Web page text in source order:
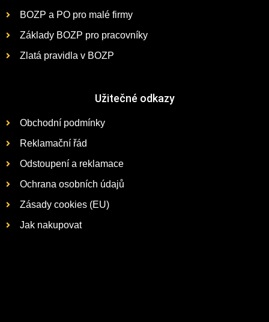
BOZP a PO pro malé firmy
Základy BOZP pro pracovníky
Zlatá pravidla v BOZP
Užitečné odkazy
Obchodní podmínky
Reklamační řád
Odstoupení a reklamace
Ochrana osobních údajů
Zásady cookies (EU)
Jak nakupovat